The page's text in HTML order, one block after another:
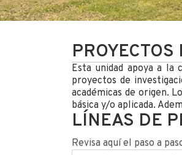
Esta unidad apoya a la
proyectos de
académicas de origen.
básica y/o aplicada.
LÍNEAS DE
Revisa aquí el paso a